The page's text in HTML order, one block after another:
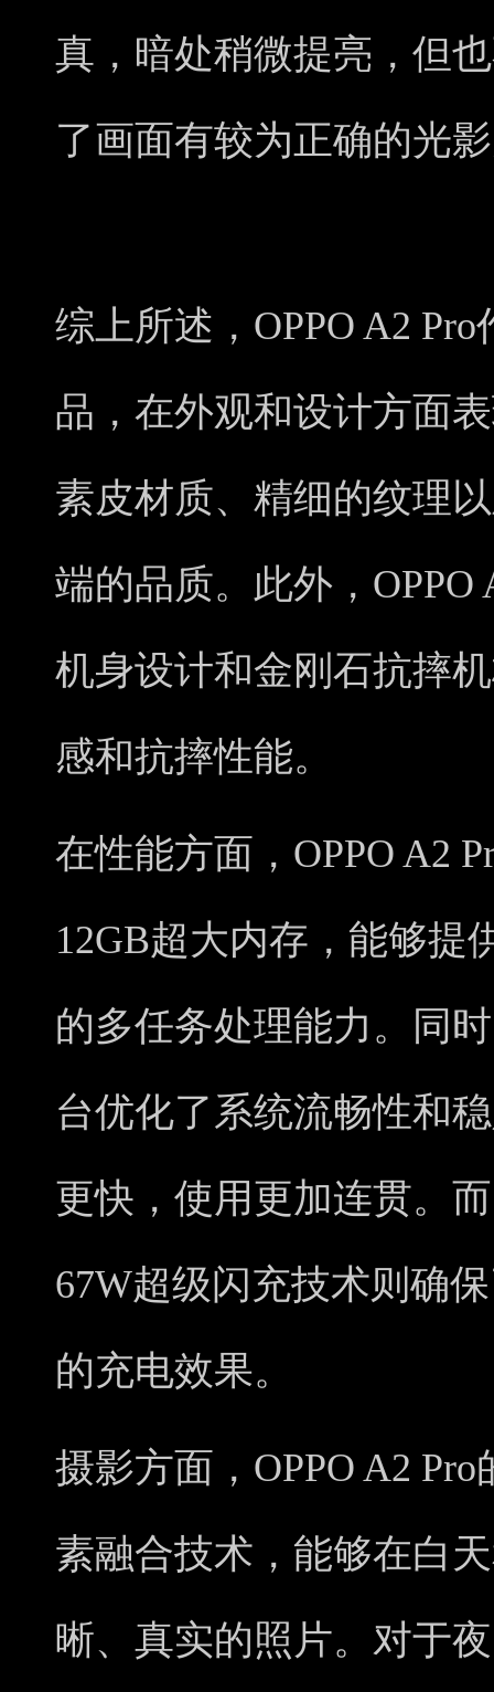
真，暗处稍微提亮，但
了画面有较为正确的光
综上所述，OPPO A2
品，在外观和设计方面
素皮材质、精细的纹理
端的品质。此外，OPPO
机身设计和金刚石抗摔
感和抗摔性能。
在性能方面，OPPO A2
12GB超大内存，能够提
的多任务处理能力。同
台优化了系统流畅性和
更快，使用更加连贯。
67W超级闪充技术则确
的充电效果。
摄影方面，OPPO A2
素融合技术，能够在白
晰、真实的照片。对于